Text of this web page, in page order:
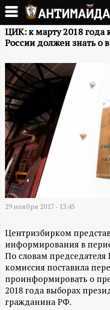
Перейти
основному
содержанию
А
Т
И
М
А
Й
Д
Н
-
и
ЦИК: к марту 2018
России должен знать о
29 ноября 2017 - 13:45
Центризбирком
информирования в
По словам
комиссия поставила
проинформировать о
2018 года выборах
гражданина РФ.